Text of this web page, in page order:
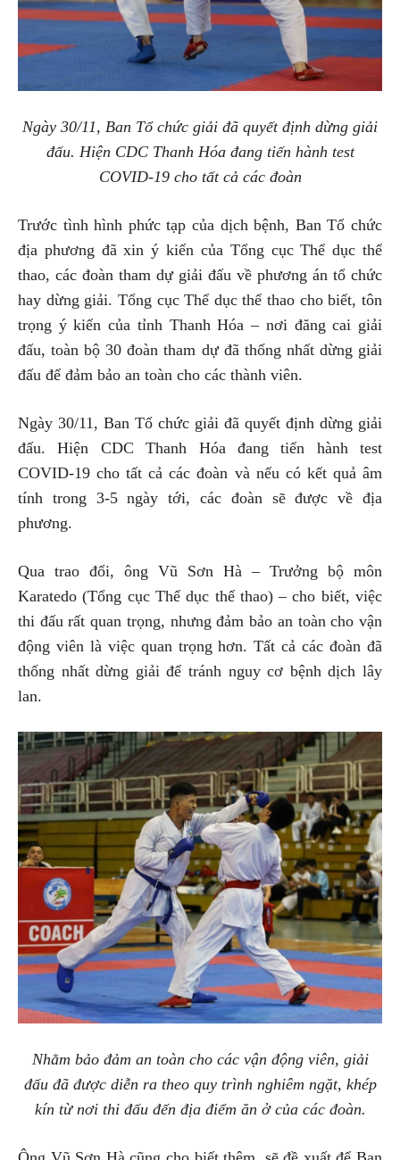
Ngày 30/11, Ban Tổ chức giải đã quyết định dừng giải
đấu. Hiện CDC Thanh Hóa đang tiến hành test
COVID-19 cho tất cả các đoàn
Trước tình hình phức tạp của dịch bệnh, Ban Tổ chức
địa phương đã xin ý kiến của Tổng cục Thể dục thể
thao, các đoàn tham dự giải đấu về phương án tổ chức
hay dừng giải. Tổng cục Thể dục thể thao cho biết, tôn
trọng ý kiến của tỉnh Thanh Hóa – nơi đăng cai giải
đấu, toàn bộ 30 đoàn tham dự đã thống nhất dừng giải
đấu để đảm bảo an toàn cho các thành viên.
Ngày 30/11, Ban Tổ chức giải đã quyết định dừng giải
đấu. Hiện CDC Thanh Hóa đang tiến hành test
COVID-19 cho tất cả các đoàn và nếu có kết quả âm
tính trong 3-5 ngày tới, các đoàn sẽ được về địa
phương.
Qua trao đổi, ông Vũ Sơn Hà – Trưởng bộ môn
Karatedo (Tổng cục Thể dục thể thao) – cho biết, việc
thi đấu rất quan trọng, nhưng đảm bảo an toàn cho vận
động viên là việc quan trọng hơn. Tất cả các đoàn đã
thống nhất dừng giải để tránh nguy cơ bệnh dịch lây
lan.
Nhằm bảo đảm an toàn cho các vận động viên, giải
đấu đã được diễn ra theo quy trình nghiêm ngặt, khép
kín từ nơi thi đấu đến địa điểm ăn ở của các đoàn.